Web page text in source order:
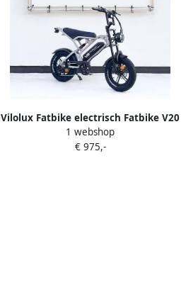
Vilolux Fatbike electrisch Fatbike V20
Mini NARDO GREY- Legaal Rijklaar
geleverd 16 Inch 2 Jaar garantie
1 webshop
€ 975,-